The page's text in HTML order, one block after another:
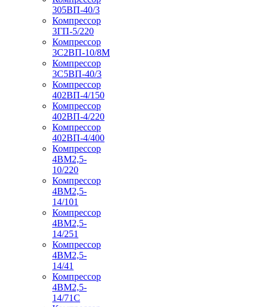
305ВП-40/3
Компрессор
3ГП-5/220
Компрессор
3С2ВП-10/8М
Компрессор
3С5ВП-40/3
Компрессор
402ВП-4/150
Компрессор
402ВП-4/220
Компрессор
402ВП-4/400
Компрессор
4ВМ2,5-
10/220
Компрессор
4ВМ2,5-
14/101
Компрессор
4ВМ2,5-
14/251
Компрессор
4ВМ2,5-
14/41
Компрессор
4ВМ2,5-
14/71C